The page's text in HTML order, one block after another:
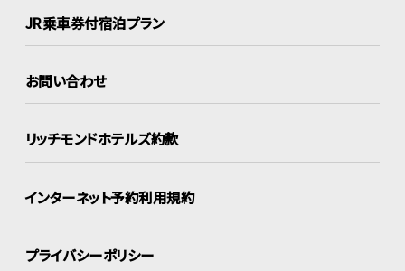
JR乗車券付宿泊プラン
お問い合わせ
リッチモンドホテルズ約款
インターネット予約利用規約
プライバシーポリシー